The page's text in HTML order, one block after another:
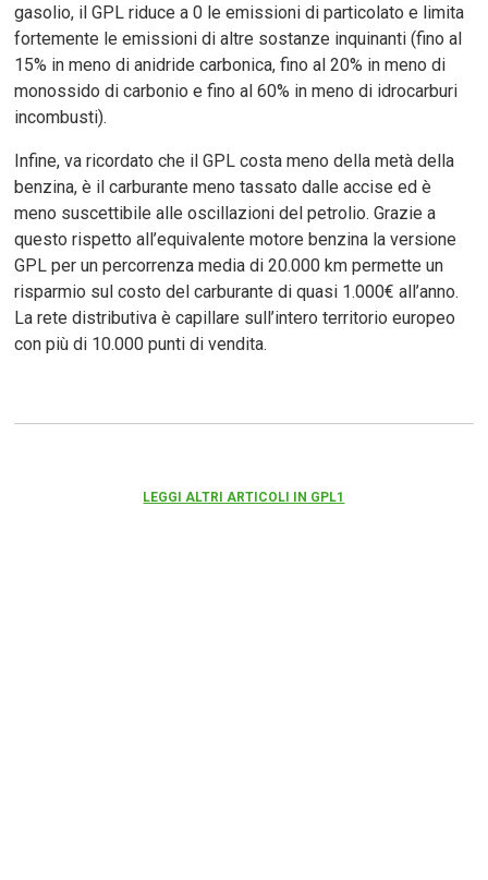
gasolio, il GPL riduce a 0 le emissioni di particolato e limita
fortemente le emissioni di altre sostanze inquinanti (fino al
15% in meno di anidride carbonica, fino al 20% in meno di
monossido di carbonio e fino al 60% in meno di idrocarburi
incombusti).
Infine, va ricordato che il GPL costa meno della metà della
benzina, è il carburante meno tassato dalle accise ed è
meno suscettibile alle oscillazioni del petrolio. Grazie a
questo rispetto all’equivalente motore benzina la versione
GPL per un percorrenza media di 20.000 km permette un
risparmio sul costo del carburante di quasi 1.000€ all’anno.
La rete distributiva è capillare sull’intero territorio europeo
con più di 10.000 punti di vendita.
LEGGI ALTRI ARTICOLI IN GPL1